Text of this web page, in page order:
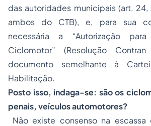
das autoridades municipais (art. 24,
ambos do CTB), e, para sua
necessária a “Autorização
Ciclomotor” (Resolução
documento semelhante à
Habilitação.
Posto isso, indaga-se: são os
penais, veículos automotores?
Não existe consenso na